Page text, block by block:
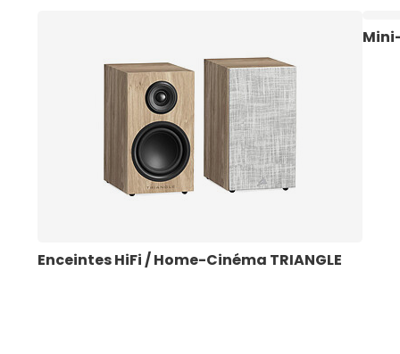
Enceintes HiFi / Home-Cinéma TRIANGLE